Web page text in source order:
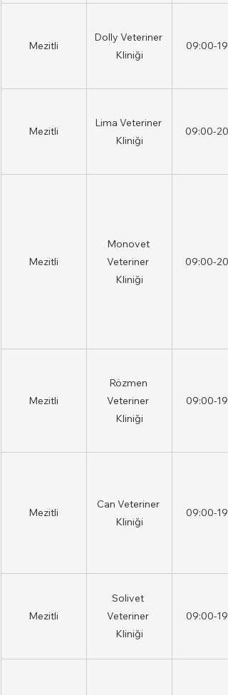
Mezitli
Dolly Veteriner
Kliniği
09:00-
Mezitli
Lima Veteriner
Kliniği
09:00-
Mezitli
Monovet
Veteriner
Kliniği
09:00-
Mezitli
Rözmen
Veteriner
Kliniği
09:00-
Mezitli
Can Veteriner
Kliniği
09:00-
Mezitli
Solivet
Veteriner
Kliniği
09:00-